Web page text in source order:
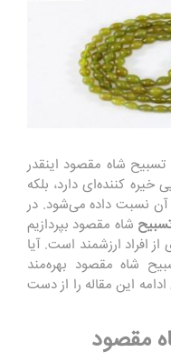
تسبیح شاه مقصود اینقدر
کننده‌ای دارد، بلکه
آن نسبت داده می‌شود. در
شاه مقصود بپردازیم
افراد ارزشمند است. آیا
شاه مقصود بهره‌مند
این مقاله را از دست
مقصود